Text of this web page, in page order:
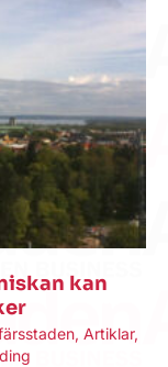
kan
, Artiklar,